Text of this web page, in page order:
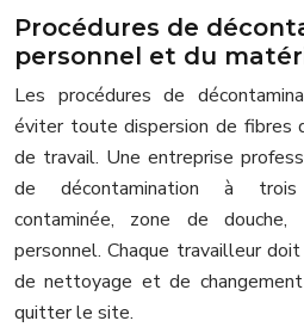
Procédures de
personnel et du
Les procédures de
éviter toute dispersion de fibres
de travail. Une entreprise
de décontamination à trois
contaminée, zone de
personnel. Chaque travailleur
de nettoyage et de
quitter le site.